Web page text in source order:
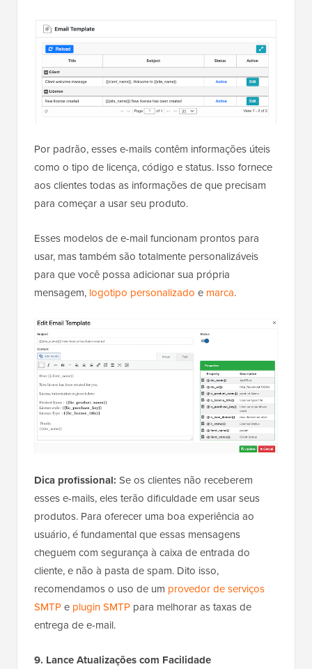
Por padrão, esses e-mails contêm informações úteis
como o tipo de licença, código e status. Isso fornece
aos clientes todas as informações de que precisam
para começar a usar seu produto.
Esses modelos de e-mail funcionam prontos para
usar, mas também são totalmente personalizáveis
para que você possa adicionar sua própria
mensagem, logotipo personalizado e marca.
Dica profissional: Se os clientes não receberem
esses e-mails, eles terão dificuldade em usar seus
produtos. Para oferecer uma boa experiência ao
usuário, é fundamental que essas mensagens
cheguem com segurança à caixa de entrada do
cliente, e não à pasta de spam. Dito isso,
recomendamos o uso de um provedor de serviços
SMTPe plugin SMTP para melhorar as taxas de
entrega de e-mail.
9. Lance Atualizações com Facilidade